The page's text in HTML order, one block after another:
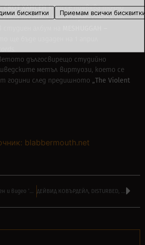
бисквитки Приемам всички
СКОТ ХАНСЕНклип се появява точно
песента, като първи сингъл от
дългосвирещо студийно
метъл виртуози, което се
години след предишното „The Violent
blabbermouth.net
CROWBAR с нова песен и видео ‘Bleeding From Every Hole’ – гледайте тук ДЕЙВИД КОВЪРДЕЙЛ, DISTURBED, MACHINE HEAD в подкрепа на УКРАЙНА